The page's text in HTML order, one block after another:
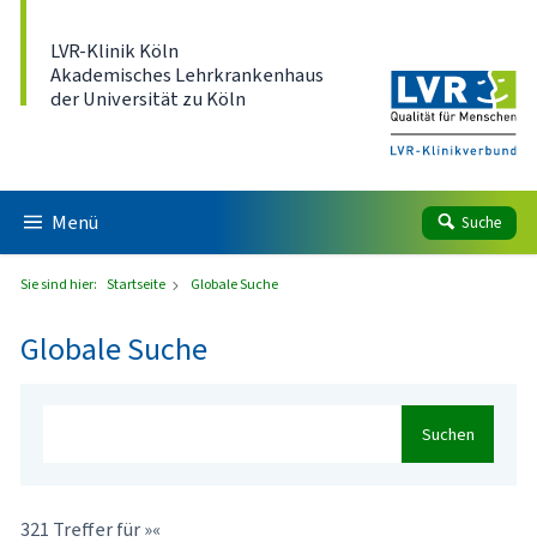
LVR-Klinik Köln
Akademisches Lehrkrankenhaus
der Universität zu Köln
Menü Suche
Sie sind hier: Startseite Globale Suche
Globale Suche
Suchen
321 Treffer für »«